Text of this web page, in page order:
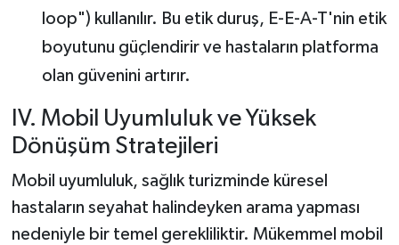
loop") kullanılır. Bu etik duruş, E-E-A-T'nin etik
boyutunu güçlendirir ve hastaların platforma
olan güvenini artırır.
IV. Mobil Uyumluluk ve Yüksek
Dönüşüm Stratejileri
Mobil uyumluluk, sağlık turizminde küresel
hastaların seyahat halindeyken arama yapması
nedeniyle bir temel gerekliliktir. Mükemmel mobil